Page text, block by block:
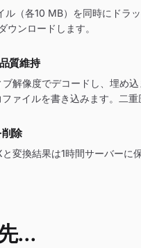
（各10 MB）を同時にドラ
ウンロードします。
質維持
解像度でデコードし、埋め
ァイルを書き込みます。二重
除
変換結果は1時間サーバー
...